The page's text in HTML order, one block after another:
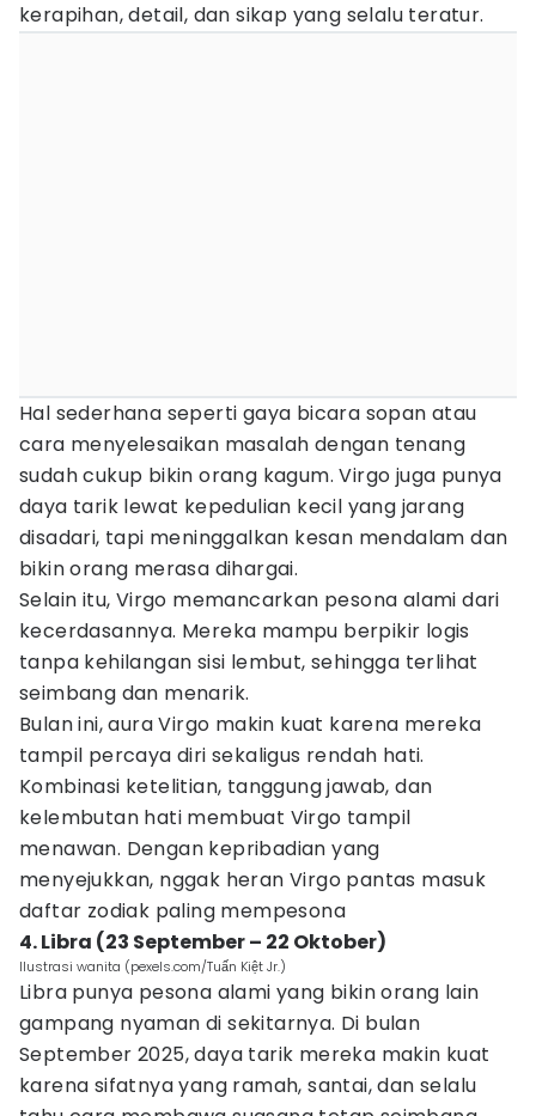
kerapihan, detail, dan sikap yang selalu teratur.
Hal sederhana seperti gaya bicara sopan atau
cara menyelesaikan masalah dengan tenang
sudah cukup bikin orang kagum. Virgo juga punya
daya tarik lewat kepedulian kecil yang jarang
disadari, tapi meninggalkan kesan mendalam dan
bikin orang merasa dihargai.
Selain itu, Virgo memancarkan pesona alami dari
kecerdasannya. Mereka mampu berpikir logis
tanpa kehilangan sisi lembut, sehingga terlihat
seimbang dan menarik.
Bulan ini, aura Virgo makin kuat karena mereka
tampil percaya diri sekaligus rendah hati.
Kombinasi ketelitian, tanggung jawab, dan
kelembutan hati membuat Virgo tampil
menawan. Dengan kepribadian yang
menyejukkan, nggak heran Virgo pantas masuk
daftar zodiak paling mempesona
4. Libra (23 September – 22 Oktober)
Ilustrasi wanita (pexels.com/Tuấn Kiệt Jr.)
Libra punya pesona alami yang bikin orang lain
gampang nyaman di sekitarnya. Di bulan
September 2025, daya tarik mereka makin kuat
karena sifatnya yang ramah, santai, dan selalu